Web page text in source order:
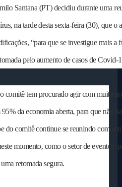
Santana (PT) decidiu durante uma
na tarde desta sexta-feira (30), que o
“para que se investigue mais a
pelo aumento de casos de Covid-
comitê tem procurado agir com muita
da economia aberta, para que não
do comitê continue se reunindo com
momento, como o setor de eventos,
retomada segura.